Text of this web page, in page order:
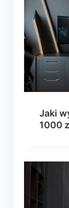
Jaki
1000